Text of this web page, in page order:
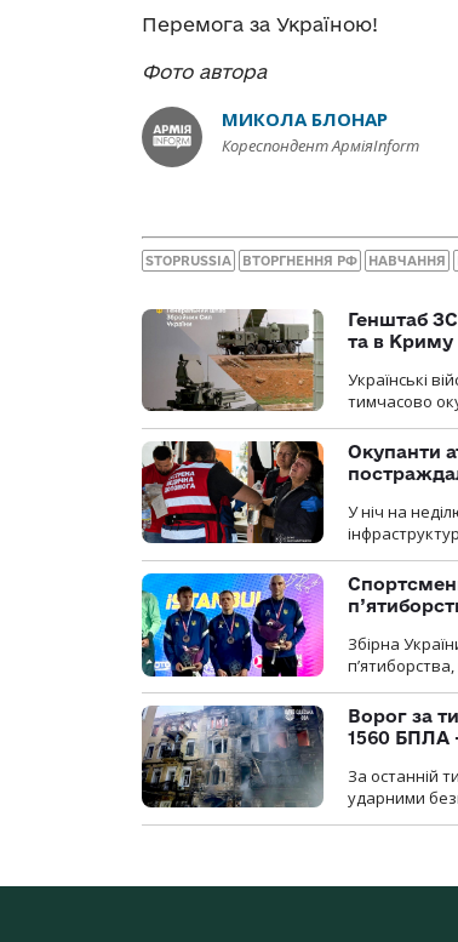
Перемога за Україною!
Фото автора
МИКОЛА БЛОНАР
Кореспондент АрміяInform
STOPRUSSIA ВТОРГНЕННЯ РФ НАВЧАННЯ
Генштаб
та в Криму
Українські
тимчасово
Окупанти
У ніч на
Збірна
Ворог за
1560 БПЛА
За останній
ударними